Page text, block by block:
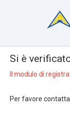
Si è
Il modulo di
Per favore